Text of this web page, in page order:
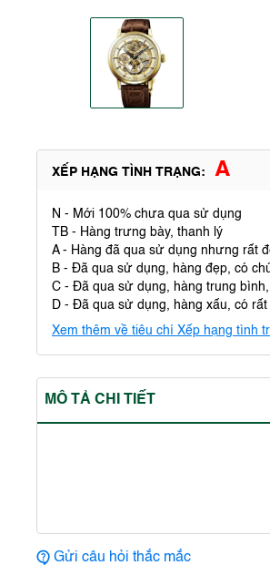
XẾP HẠNG TÌNH TRẠNG: A
N - Mới 100% chưa qua sử dụng
TB - Hàng trưng bày, thanh lý
A - Hàng đã qua sử dụng nhưng rất
B - Đã qua sử dụng, hàng đẹp, có
C - Đã qua sử dụng, hàng trung
D - Đã qua sử dụng, hàng xấu, có
Xem thêm về tiêu chí Xếp hạng tình
MÔ TẢ CHI TIẾT
Gửi câu hỏi thắc mắc